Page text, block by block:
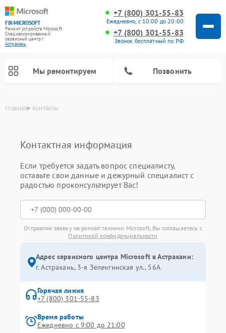
FIX-MICROSOFT
Ремонт устройств Microsoft
Специализированный
cервисный центр г.
Астрахань
+7 (800) 301-55-83
Ежедневно, с 10:00 до 20:00
+7 (800) 301-55-83
Звонок бесплатный по РФ
Мы ремонтируем Позвонить
главная контакты
Контактная информация
Если требуется задать вопрос специалисту,
оставьте свои данные и дежурный специалист с
радостью проконсультирует Вас!
Отправляя заявку на ремонт техники Microsoft, Вы соглашаетесь с
Политикой конфиденциальности
Адрес сервисного центра Microsoft в Астрахани:
г. Астрахань, 3-я Зеленгинская ул., 56А
Горячая линия
+7 (800) 301-55-83
Время работы
Ежедневно с 9:00 до 21:00